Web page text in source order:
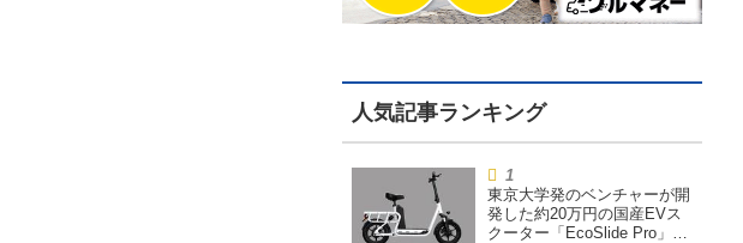
東京大学発のベンチャーが開
発した約20万円の国産EVス
クーター「EcoSlide Pro」が